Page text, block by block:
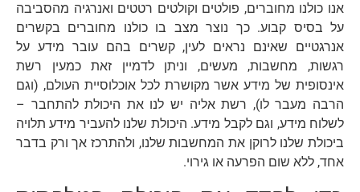
אנו כולנו מחוברים, פולטים וקולטים רטטים ואנרגיה מהסביבה
על בסיס קבוע. כך נוצר מצב בו כולנו מחוברים בקשרים
אנרגטיים שאינם נראים לעין, קשרים בהם עובר מידע על
רגשות, מחשבות, מעשים, וניתן לדמיין זאת כמעין רשת
אינסופית של מידע אשר מקושרת לכל אוכלוסיית העולם, (וגם
הרבה מעבר לו), רשת אליה יש לנו את היכולת להתחבר –
לשלוח מידע, וגם לקבל מידע. היכולת שלנו להעביר מידע תלויה
ביכולת שלנו לרוקן את המחשבות שלנו, ולהתרכז אך ורק בדבר
אחד, ללא שום הפרעה או גירוי.